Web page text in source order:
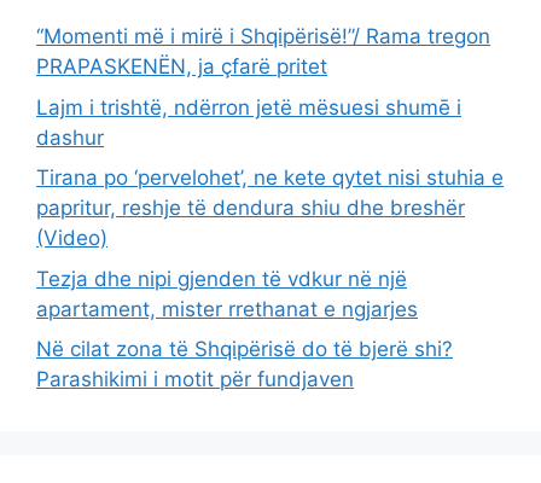
“Momenti më i mirë i Shqipërisë!”/ Rama tregon
PRAPASKENËN, ja çfarë pritet
Lajm i trishtë, ndërron jetë mësuesi shumē i
dashur
Tirana po ‘pervelohet’, ne kete qytet nisi stuhia e
papritur, reshje të dendura shiu dhe breshër
(Video)
Tezja dhe nipi gjenden të vdkur në një
apartament, mister rrethanat e ngjarjes
Në cilat zona të Shqipërisë do të bjerë shi?
Parashikimi i motit për fundjaven